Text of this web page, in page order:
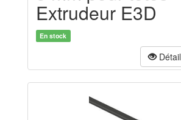
Extrudeur E3D
En stock
Détail